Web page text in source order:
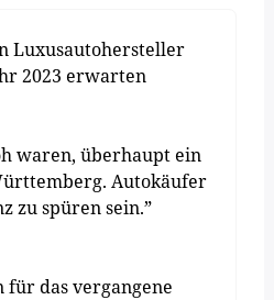
Luxusautohersteller
2023 erwarten
waren, überhaupt ein
Autokäufer
zu spüren sein.”
das vergangene